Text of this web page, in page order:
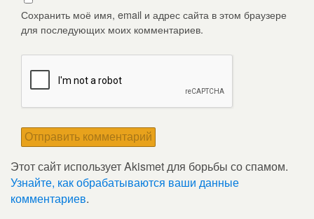
Сохранить моё имя, email и адрес сайта в этом браузере
для последующих моих комментариев.
Этот сайт использует Akismet для борьбы со спамом.
Узнайте, как обрабатываются ваши данные
комментариев.